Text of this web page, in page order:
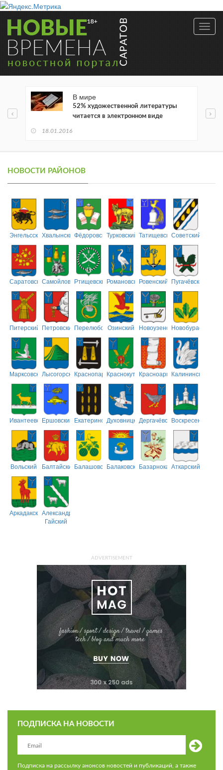
В мире
52% художественной литературы
читается в электронном виде
18.01.2016
НОВОСТИ РАЙОНОВ
ЭнгельсскийХвалынскийФёдоровскийТурковский ТатищевскийСоветский
СаратовскийСамойловскийРтищевскийРомановскийРовенский Пугачёвский
Питерский ПетровскийПерелюбскийОзинский НовоузенскийНовобурасский
МарксовскийЛысогорскийКраснопартизанский
КраснокутскийКрасноармейский
Калининский
ИвантеевскийЕршовский ЕкатериновскийДуховницкийДергачёвскийВоскресенский
Вольский БалтайскийБалашовскийБалаковскийБазарнокарабулакский
Аткарский
АркадакскийАлександрово-
Гайский
ADVERTISEMENT
ПОДПИСКА НА НОВОСТИ
Подписка на рассылку анонсов новостей и публикаций, а также